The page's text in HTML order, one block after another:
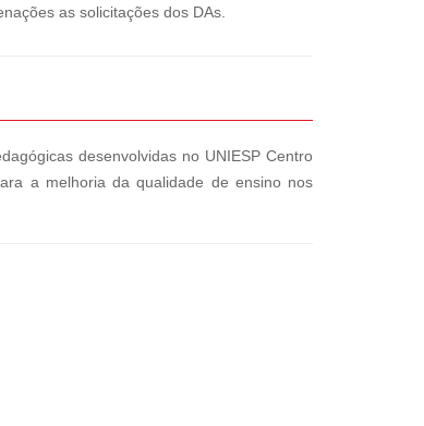
as solicitações dos DAs.
desenvolvidas no UNIESP Centro
a melhoria da qualidade de ensino nos